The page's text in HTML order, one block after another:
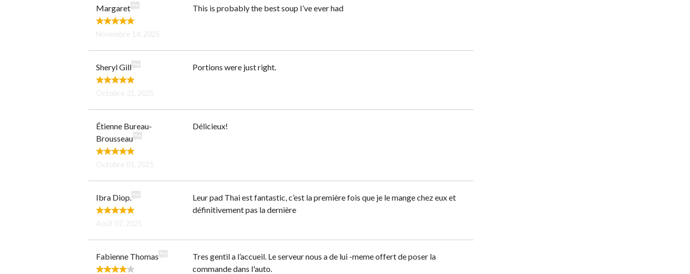
Margaret
Novembre 14, 2025
This is probably the best soup I’ve ever had
Sheryl Gill
Octobre 31, 2025
Portions were just right.
Étienne Bureau-
Brousseau
Octobre 01, 2025
Délicieux!
Ibra Diop.
Août 07, 2025
Leur pad Thai est fantastic, c’est la première fois que je le mange chez eux et
définitivement pas la dernière
Fabienne Thomas
Tres gentil a l’accueil. Le serveur nous a de lui -meme offert de poser la
commande dans l'auto.